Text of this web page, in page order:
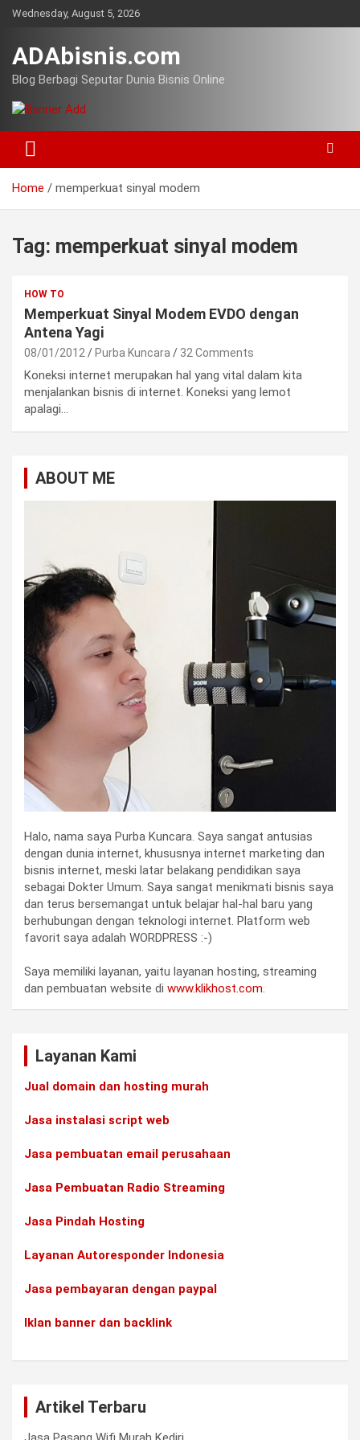
SkipWednesday, August 5, 2026
ADAbisnis.com
Blog Berbagi Seputar Dunia Bisnis Online
Home memperkuat sinyal modem
Tag: memperkuat sinyal modem
HOW TO
Memperkuat Sinyal Modem EVDO dengan
Antena Yagi
08/01/2012 Purba Kuncara 32 Comments
Koneksi internet merupakan hal yang vital dalam kita
menjalankan bisnis di internet. Koneksi yang lemot
apalagi…
ABOUT ME
Halo, nama saya Purba Kuncara. Saya sangat antusias
dengan dunia internet, khususnya internet marketing dan
bisnis internet, meski latar belakang pendidikan saya
sebagai Dokter Umum. Saya sangat menikmati bisnis saya
dan terus bersemangat untuk belajar hal-hal baru yang
berhubungan dengan teknologi internet. Platform web
favorit saya adalah WORDPRESS :-)
Saya memiliki layanan, yaitu layanan hosting, streaming
dan pembuatan website di www.klikhost.com.
Layanan Kami
Jual domain dan hosting murah
Jasa instalasi script web
Jasa pembuatan email perusahaan
Jasa Pembuatan Radio Streaming
Jasa Pindah Hosting
Layanan Autoresponder Indonesia
Jasa pembayaran dengan paypal
Iklan banner dan backlink
Artikel Terbaru